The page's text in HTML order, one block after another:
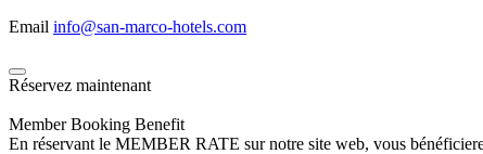
Email info@san-marco-hotels.com
Réservez maintenant
Member Booking Benefit
En réservant le MEMBER RATE sur notre site web, vous